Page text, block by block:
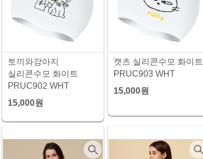
토끼와강아지
실리콘수모 화이트
PRUC902 WHT
15,000원
캣츠 실리콘수모 화이트
PRUC903 WHT
15,000원